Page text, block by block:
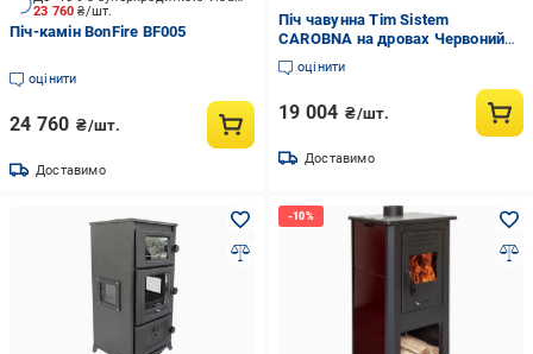
23 760₴/шт.
Піч-камін BonFire BF005
оцінити
24 760 ₴/шт.
Доставимо
Піч чавунна Tim Sistem
CAROBNA на дровах Червоний
(10909574)
оцінити
19 004 ₴/шт.
Доставимо